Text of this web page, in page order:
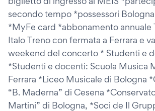
secondo tempo *possessori
*MyFe card *abbonamento
Italo Treno con fermata a Ferrara e
weekend del concerto * Studenti e
*Studenti e docenti: Scuola Musica
Ferrara *Liceo Musicale di Bologna
“B. Maderna” di Cesena
Martini” di Bologna, *Soci de Il